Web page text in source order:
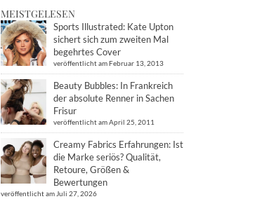
MEISTGELESEN
Sports Illustrated: Kate Upton
sichert sich zum zweiten Mal
begehrtes Cover
veröffentlicht am Februar 13, 2013
Beauty Bubbles: In Frankreich
der absolute Renner in Sachen
Frisur
veröffentlicht am April 25, 2011
Creamy Fabrics Erfahrungen: Ist
die Marke seriös? Qualität,
Retoure, Größen &
Bewertungen
veröffentlicht am Juli 27, 2026